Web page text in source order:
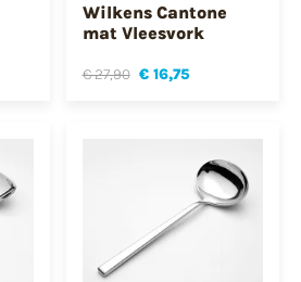
Wilkens Cantone
mat Vleesvork
€ 27,90 € 16,75